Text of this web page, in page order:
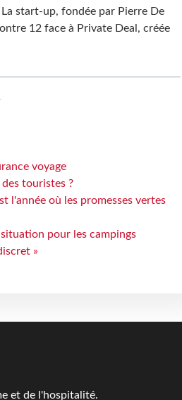
start-up, fondée par Pierre De
12 face à Private Deal, créée
voyage
touristes ?
l'année où les promesses vertes
pour les campings
»
et de l'hospitalité.